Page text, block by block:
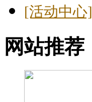
[活动中心]
网站推荐